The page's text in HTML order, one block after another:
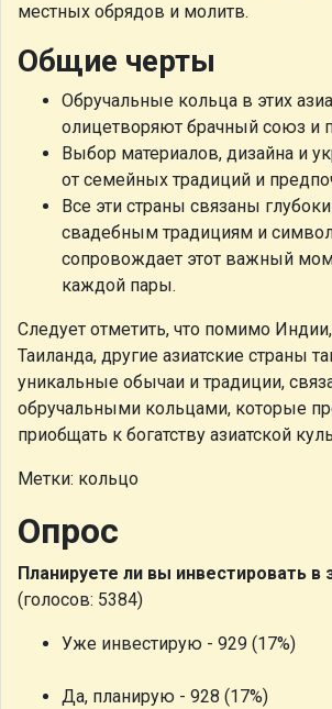
местных обрядов и молитв.
Общие черты
Обручальные кольца в этих
олицетворяют брачный союз и
Выбор материалов, дизайна и
от семейных традиций и
Все эти страны связаны
свадебным традициям и
сопровождает этот важный
каждой пары.
Следует отметить, что помимо
Таиланда, другие азиатские страны
уникальные обычаи и традиции,
обручальными кольцами, которые
приобщать к богатству азиатской
Метки: кольцо
Опрос
Планируете ли вы инвестировать в
(голосов: 5384)
Уже инвестирую - 929 (17%)
Да, планирую - 928 (17%)